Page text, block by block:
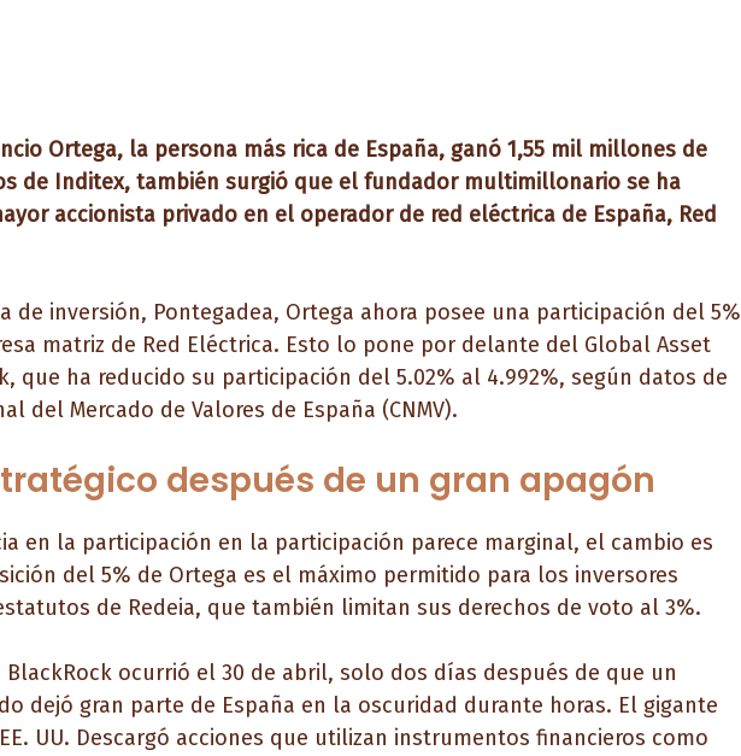
Ortega, la persona más rica de España, ganó 1,55 mil millones de
de Inditex, también surgió que el fundador multimillonario se ha
accionista privado en el operador de red eléctrica de España, Red
de inversión, Pontegadea, Ortega ahora posee una participación del 5%
matriz de Red Eléctrica. Esto lo pone por delante del Global Asset
que ha reducido su participación del 5.02% al 4.992%, según datos de
del Mercado de Valores de España (CNMV).
después de un gran apagón
en la participación en la participación parece marginal, el cambio es
del 5% de Ortega es el máximo permitido para los inversores
de Redeia, que también limitan sus derechos de voto al 3%.
BlackRock ocurrió el 30 de abril, solo dos días después de que un
dejó gran parte de España en la oscuridad durante horas. El gigante
UU. Descargó acciones que utilizan instrumentos financieros como